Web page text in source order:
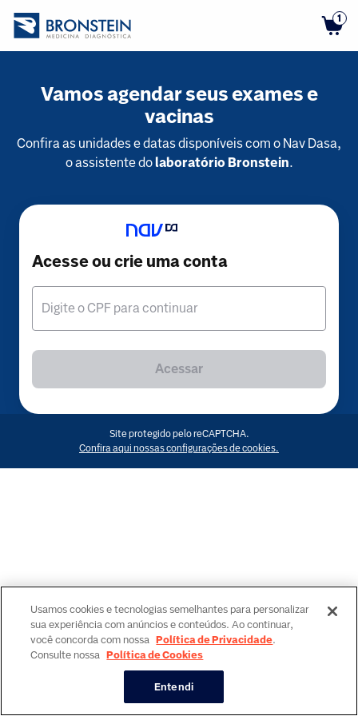
1
Vamos agendar seus exames e
vacinas
Confira as unidades e datas disponíveis com o Nav Dasa,
o assistente dolaboratório Bronstein.
Acesse ou crie uma conta
Digite o CPF para continuar
Acessar
Site protegido pelo reCAPTCHA.
Confira aqui nossas configurações de cookies.
Usamos cookies e tecnologias semelhantes para personalizar
sua experiência com anúncios e conteúdos. Ao continuar,
você concorda com nossa Política de Privacidade.
Consulte nossa Política de Cookies
Entendi